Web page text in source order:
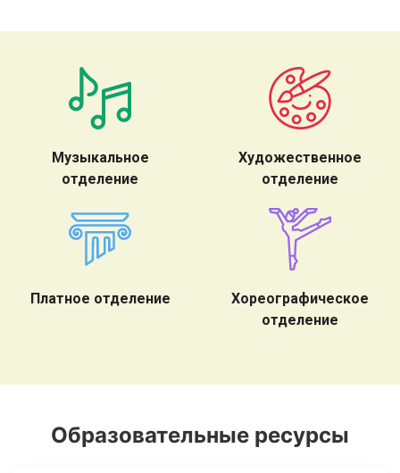
Музыкальное
отделение
Художественное
отделение
Платное отделение
Хореографическое
отделение
Образовательные ресурсы